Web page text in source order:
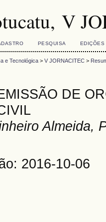
V
PESQUISA EDIÇÕES
e Tecnológica> V JORNACITEC>
DE
Almeida,
2016-10-06